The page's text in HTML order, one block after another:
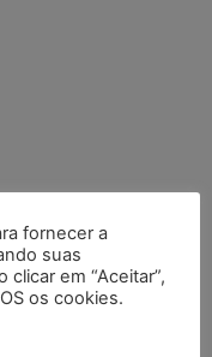
fornecer a
suas
em “Aceitar”,
os cookies.